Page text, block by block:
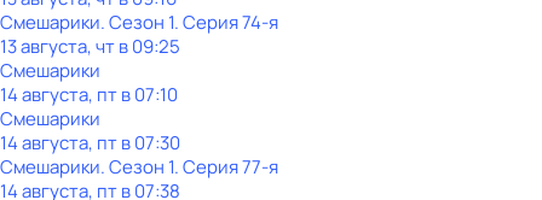
Смешарики. Сезон 1. Серия 74-я
13 августа, чт в 09:25
Смешарики
14 августа, пт в 07:10
Смешарики
14 августа, пт в 07:30
Смешарики. Сезон 1. Серия 77-я
14 августа, пт в 07:38